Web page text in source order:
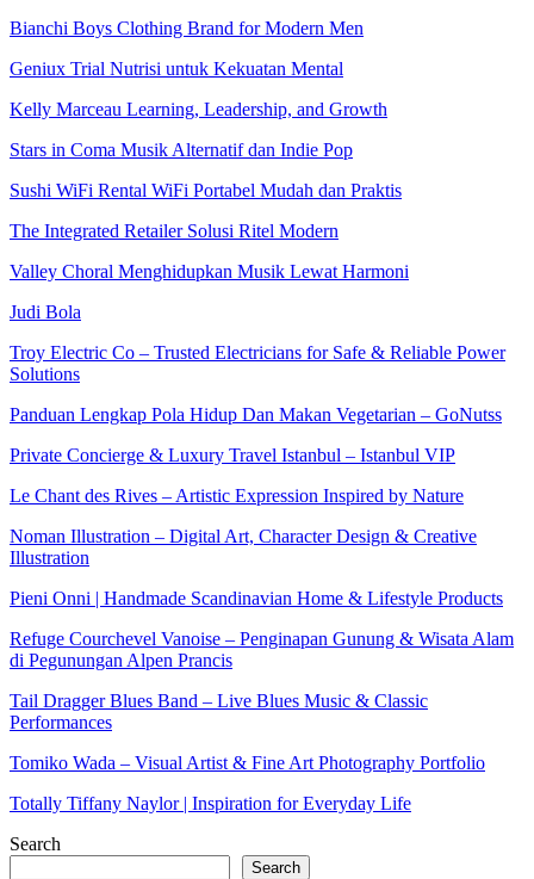
Bianchi Boys Clothing Brand for Modern Men
Geniux Trial Nutrisi untuk Kekuatan Mental
Kelly Marceau Learning, Leadership, and Growth
Stars in Coma Musik Alternatif dan Indie Pop
Sushi WiFi Rental WiFi Portabel Mudah dan Praktis
The Integrated Retailer Solusi Ritel Modern
Valley Choral Menghidupkan Musik Lewat Harmoni
Judi Bola
Troy Electric Co – Trusted Electricians for Safe & Reliable Power
Solutions
Panduan Lengkap Pola Hidup Dan Makan Vegetarian – GoNutss
Private Concierge & Luxury Travel Istanbul – Istanbul VIP
Le Chant des Rives – Artistic Expression Inspired by Nature
Noman Illustration – Digital Art, Character Design & Creative
Illustration
Pieni Onni | Handmade Scandinavian Home & Lifestyle Products
Refuge Courchevel Vanoise – Penginapan Gunung & Wisata Alam
di Pegunungan Alpen Prancis
Tail Dragger Blues Band – Live Blues Music & Classic
Performances
Tomiko Wada – Visual Artist & Fine Art Photography Portfolio
Totally Tiffany Naylor | Inspiration for Everyday Life
Search
Search